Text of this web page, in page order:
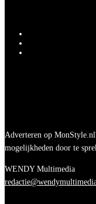
Adverteren op
mogelijkheden door te
WENDY Multimedia